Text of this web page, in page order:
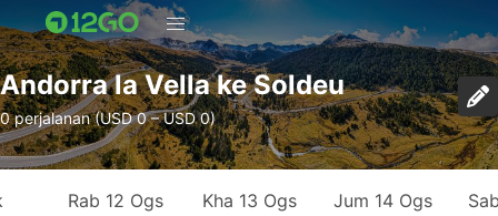
Andorra la Vella ke Soldeu
0 perjalanan (USD 0 – USD 0)
Rab 12 Ogs Kha 13 Ogs Jum 14 Ogs